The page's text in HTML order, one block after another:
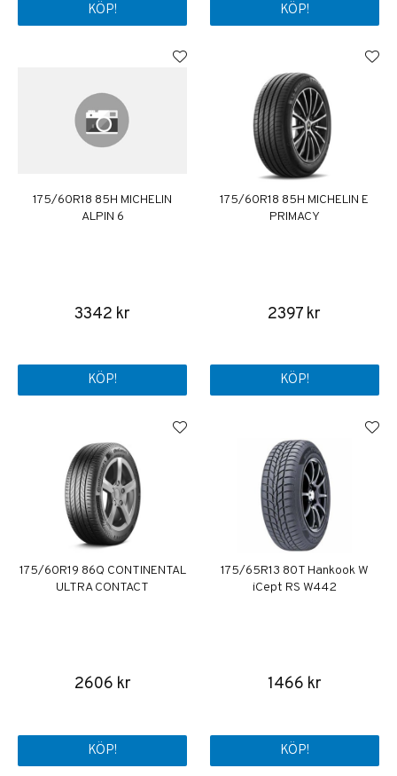
KÖP! KÖP!
175/60R18 85H MICHELIN
ALPIN 6
3342 kr
KÖP!
175/60R18 85H MICHELIN E
PRIMACY
2397 kr
KÖP!
175/60R19 86Q CONTINENTAL
ULTRA CONTACT
2606 kr
KÖP!
175/65R13 80T Hankook W
iCept RS W442
1466 kr
KÖP!